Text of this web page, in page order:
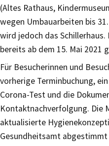
(Altes Rathaus,
wegen Umbauarbeiten bis
wird jedoch das
bereits ab dem 15. Mai 2021
Für Besucherinnen und
vorherige Terminbuchung,
Corona-Test und die
Kontaktnachverfolgung. Die
aktualisierte
Gesundheitsamt